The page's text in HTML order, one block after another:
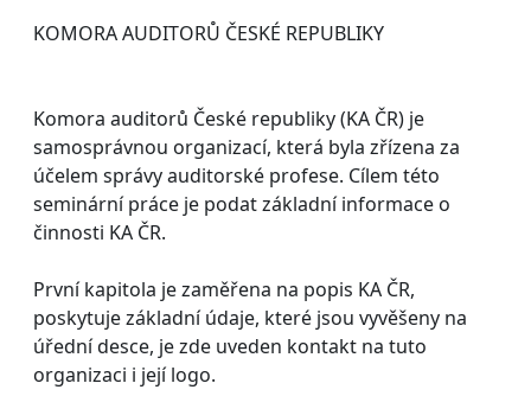
KOMORA AUDITORŮ ČESKÉ REPUBLIKY
Komora auditorů České republiky (KA ČR) je
samosprávnou organizací, která byla zřízena za
účelem správy auditorské profese. Cílem této
seminární práce je podat základní informace o
činnosti KA ČR.
První kapitola je zaměřena na popis KA ČR,
poskytuje základní údaje, které jsou vyvěšeny na
úřední desce, je zde uveden kontakt na tuto
organizaci i její logo.